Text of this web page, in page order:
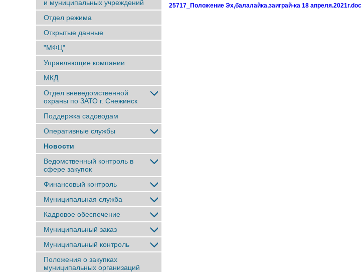
и муниципальных учреждений
Отдел режима
Открытые данные
"МФЦ"
Управляющие компании
МКД
Отдел вневедомственной
охраны по ЗАТО г. Снежинск
Поддержка садоводам
Оперативные службы
Новости
Ведомственный контроль в
сфере закупок
Финансовый контроль
Муниципальная служба
Кадровое обеспечение
Муниципальный заказ
Муниципальный контроль
Положения о закупках
муниципальных организаций
25717_Положение Эх,балалайка,заиграй-ка 18 апреля.2021г.doc